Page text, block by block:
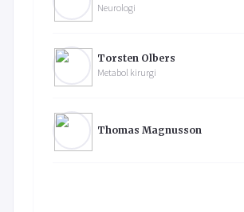
Neurologi
Torsten Olbers
Metabol kirurgi
Thomas Magnusson